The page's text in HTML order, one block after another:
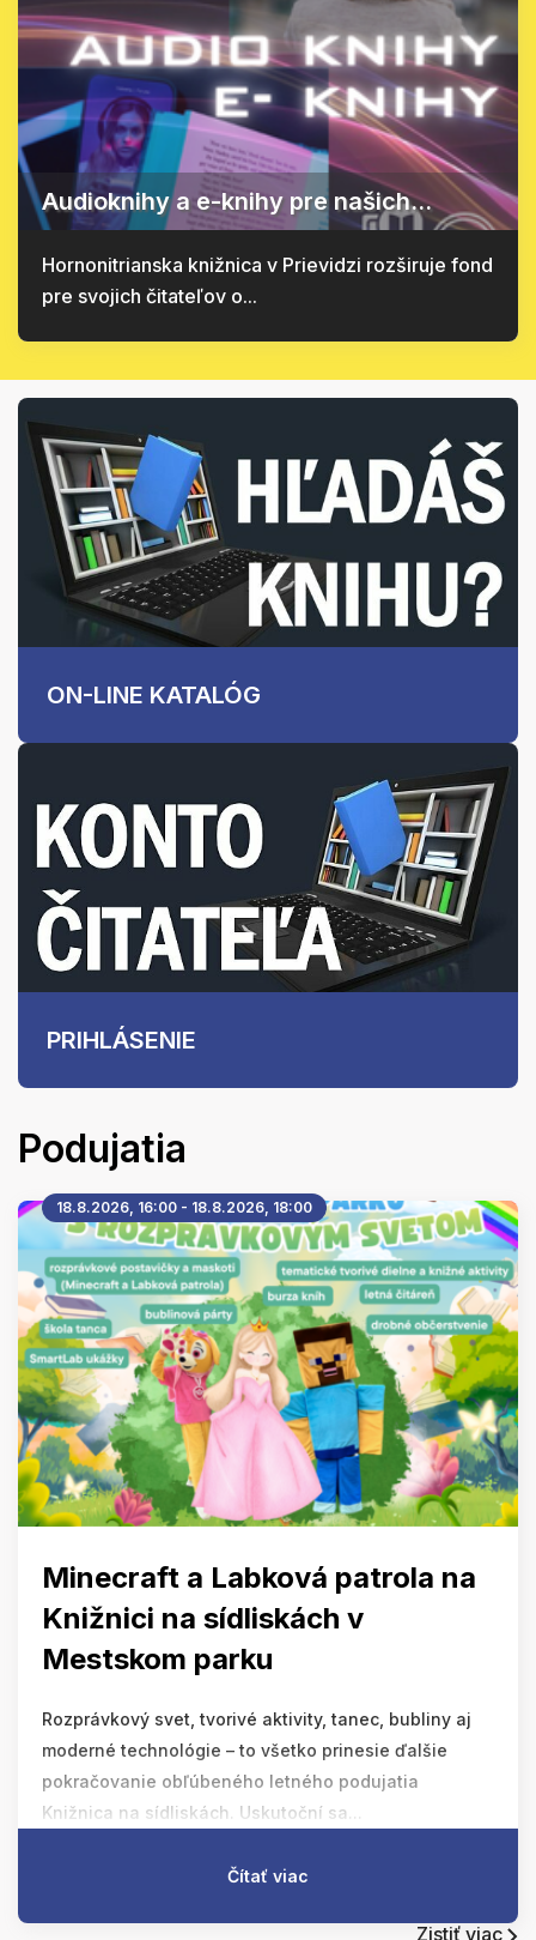
Audioknihy a e-knihy pre našich...
Hornonitrianska knižnica v Prievidzi rozširuje fond
pre svojich čitateľov o...
ON-LINE KATALÓG
PRIHLÁSENIE
Podujatia
18.8.2026, 16:00 - 18.8.2026, 18:00
Minecraft a Labková patrola na
Knižnici na sídliskách v
Mestskom parku
Rozprávkový svet, tvorivé aktivity, tanec, bubliny aj
moderné technológie – to všetko prinesie ďalšie
pokračovanie obľúbeného letného podujatia
Knižnica na sídliskách. Uskutoční sa...
Čítať viac
Zistiť viac